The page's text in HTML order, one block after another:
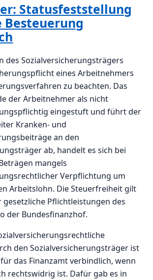
Statusfeststellung
des Sozialversicherungsträgers
eines Arbeitnehmers
zu beachten. Das
der Arbeitnehmer als nicht
eingestuft und führt der
Kranken- und
an den
ab, handelt es sich bei
mangels
Verpflichtung um
Arbeitslohn. Die Steuerfreiheit gilt
Pflichtleistungen des
der Bundesfinanzhof.
den Sozialversicherungsträger ist
das Finanzamt verbindlich, wenn
rechtswidrig ist. Dafür gab es in